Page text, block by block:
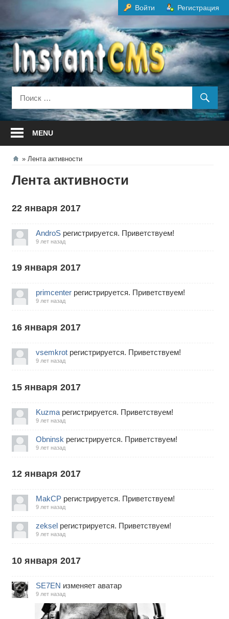
содержанию
Войти Регистрация
MENU
Лента активности
Лента активности
22 января 2017
AndroSрегистрируется. Приветствуем!
9 лет назад
19 января 2017
primcenterрегистрируется. Приветствуем!
9 лет назад
16 января 2017
vsemkrotрегистрируется. Приветствуем!
9 лет назад
15 января 2017
Kuzmaрегистрируется. Приветствуем!
9 лет назад
Obninsk регистрируется. Приветствуем!
9 лет назад
12 января 2017
MakCPрегистрируется. Приветствуем!
9 лет назад
zekselрегистрируется. Приветствуем!
9 лет назад
10 января 2017
SE7EN изменяет аватар
9 лет назад